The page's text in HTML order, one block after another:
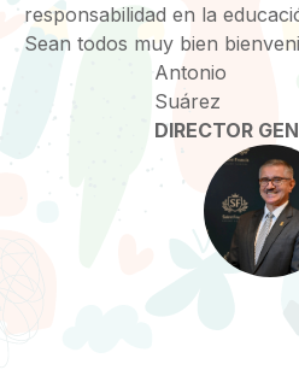
responsabilidad en la
Sean todos muy bien
Antonio
Suárez
DIRECTOR